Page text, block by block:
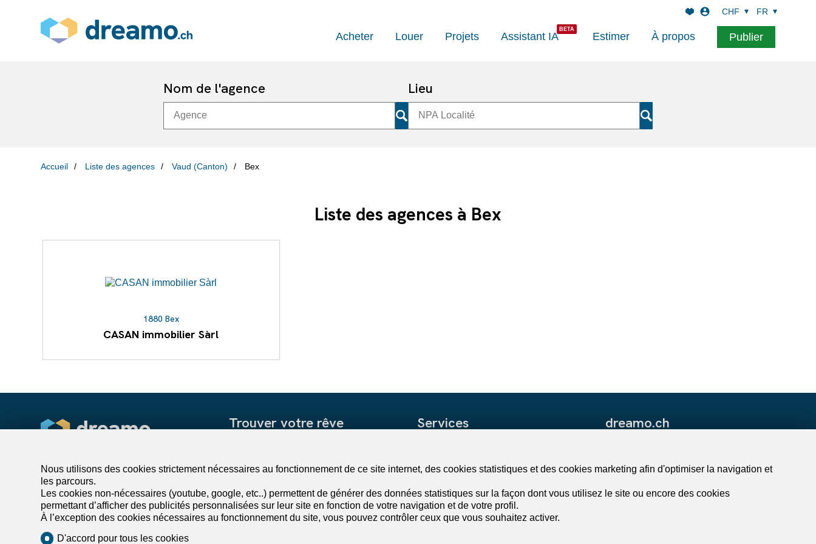
Acheter Louer Projets Assistant IA Estimer À propos Publier
CHF FR
Nom de l'agence Lieu
Accueil Liste des agences Vaud (Canton) Bex
Liste des agences à Bex
1880 Bex
CASAN immobilier Sàrl
Trouver votre rêve
Louer une maison
Acheter une maison
Recherche
Services
Alerte de recherche
Publier une annonce
Calculateur de capacité financière
dreamo.ch
Nos partenaires
Contact et assistance
Nous utilisons des cookies strictement nécessaires au fonctionnement de ce site internet, des cookies statistiques et des cookies marketing afin d'optimiser la navigation et
les parcours.
Les cookies non-nécessaires (youtube, google, etc..) permettent de générer des données statistiques sur la façon dont vous utilisez le site ou encore des cookies
permettant d’afficher des publicités personnalisées sur leur site en fonction de votre navigation et de votre profil.
À l’exception des cookies nécessaires au fonctionnement du site, vous pouvez contrôler ceux que vous souhaitez activer.
D'accord pour tous les cookies